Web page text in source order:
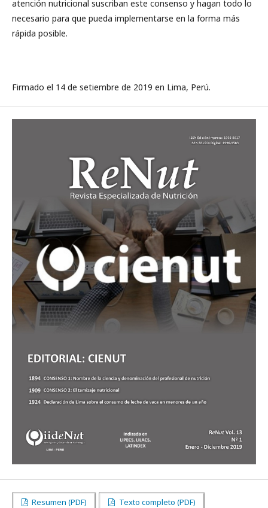
atención nutricional suscriban este consenso y hagan todo lo
necesario para que pueda implementarse en la forma más
rápida posible.
Firmado el 14 de setiembre de 2019 en Lima, Perú.
Resumen (PDF) Texto completo (PDF)